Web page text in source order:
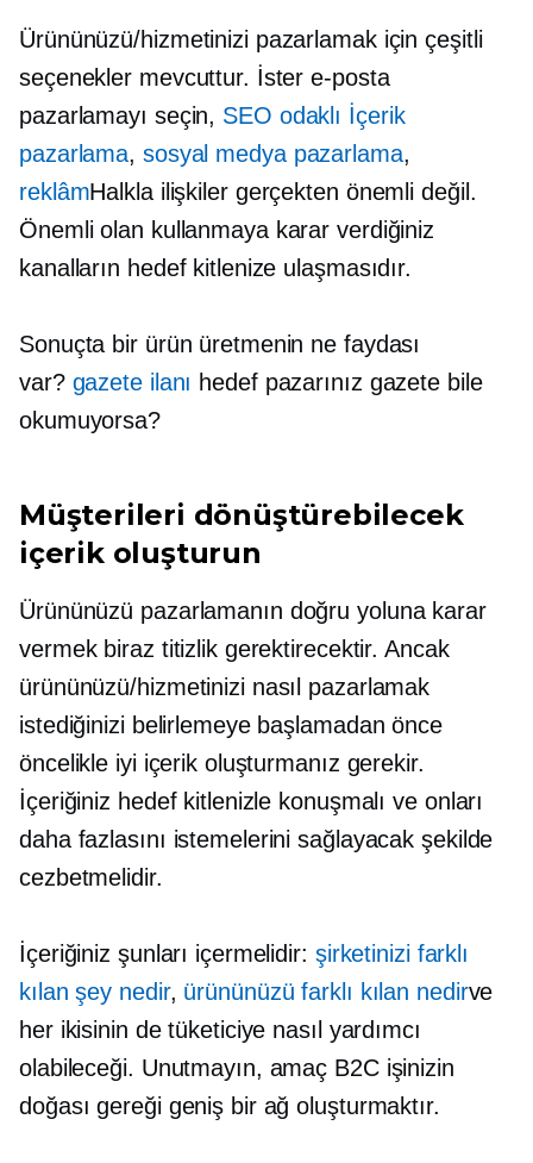
Ürününüzü/hizmetinizi pazarlamak için çeşitli
seçenekler mevcuttur. İster e-posta
pazarlamayı seçin, SEO odaklı İçerik
pazarlama, sosyal medya pazarlama,
reklâmHalkla ilişkiler gerçekten önemli değil.
Önemli olan kullanmaya karar verdiğiniz
kanalların hedef kitlenize ulaşmasıdır.
Sonuçta bir ürün üretmenin ne faydası
var? gazete ilanı hedef pazarınız gazete bile
okumuyorsa?
Müşterileri dönüştürebilecek
içerik oluşturun
Ürününüzü pazarlamanın doğru yoluna karar
vermek biraz titizlik gerektirecektir. Ancak
ürününüzü/hizmetinizi nasıl pazarlamak
istediğinizi belirlemeye başlamadan önce
öncelikle iyi içerik oluşturmanız gerekir.
İçeriğiniz hedef kitlenizle konuşmalı ve onları
daha fazlasını istemelerini sağlayacak şekilde
cezbetmelidir.
İçeriğiniz şunları içermelidir: şirketinizi farklı
kılan şey nedir, ürününüzü farklı kılan nedirve
her ikisinin de tüketiciye nasıl yardımcı
olabileceği. Unutmayın, amaç B2C işinizin
doğası gereği geniş bir ağ oluşturmaktır.